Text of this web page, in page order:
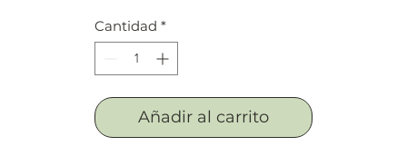
Cantidad *
Añadir al carrito